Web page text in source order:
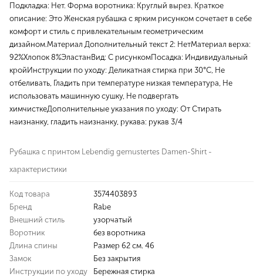
Подкладка: Нет. Форма воротника: Круглый вырез. Краткое
описание: Это Женская рубашка с ярким рисунком сочетает в себе
комфорт и стиль с привлекательным геометрическим
дизайном.Материал Дополнительный текст 2: НетМатериал верха:
92%Хлопок 8%ЭластанВид: С рисункомПосадка: Индивидуальный
кройИнструкции по уходу: Деликатная стирка при 30°C, Не
отбеливать, Гладить при температуре низкая температура, Не
использовать машинную сушку, Не подвергать
химчисткеДополнительные указания по уходу: От Стирать
наизнанку, гладить наизнанку, рукава: рукав 3/4
Рубашка с принтом Lebendig gemustertes Damen-Shirt -
характеристики
Код товара
3574403893
Бренд
Rabe
Внешний стиль
узорчатый
Воротник
без воротника
Длина спины
Размер 62 см. 46
Замок
Без закрытия
Инструкции по уходу
Бережная стирка